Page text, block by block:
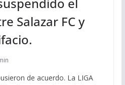
Salazar FC y
de acuerdo. La LIGA